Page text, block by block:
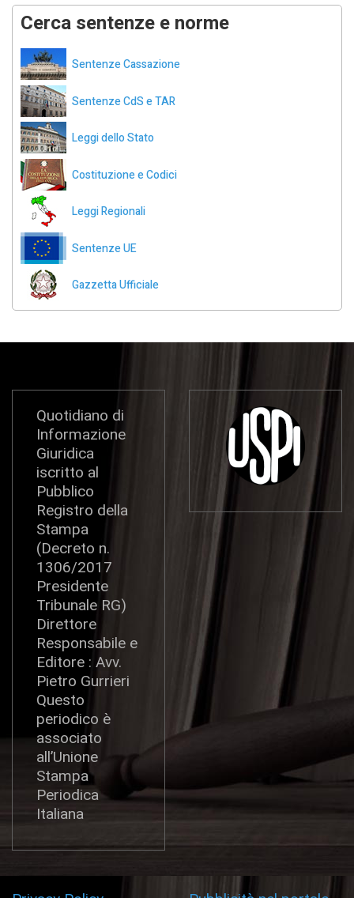
Cerca sentenze e norme
Sentenze Cassazione
Sentenze CdS e TAR
Leggi dello Stato
Costituzione e Codici
Leggi Regionali
Sentenze UE
Gazzetta Ufficiale
Quotidiano di
Informazione
Giuridica
iscritto al
Pubblico
Registro della
Stampa
(Decreto n.
1306/2017
Presidente
Tribunale RG)
Direttore
Responsabile e
Editore : Avv.
Pietro Gurrieri
Questo
periodico è
associato
all’Unione
Stampa
Periodica
Italiana